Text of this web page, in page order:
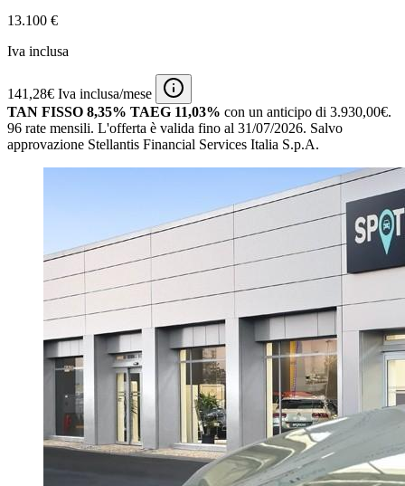
13.100 €
Iva inclusa
141,28€ Iva inclusa/mese
TAN FISSO 8,35% TAEG 11,03% con un anticipo di 3.930,00€.
96 rate mensili. L'offerta è valida fino al 31/07/2026. Salvo
approvazione Stellantis Financial Services Italia S.p.A.